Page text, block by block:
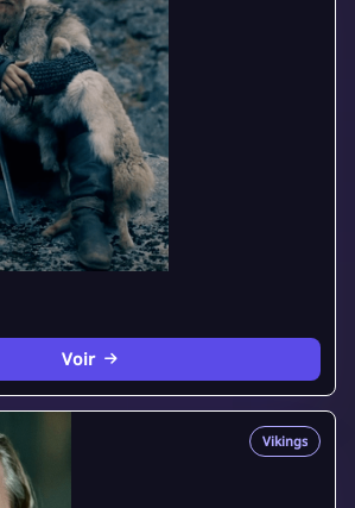
Voir
Vikings